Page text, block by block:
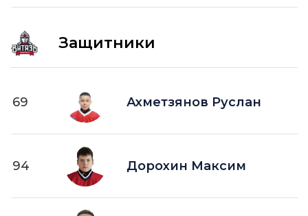
Защитники
69 Ахметзянов Руслан
94 Дорохин Максим